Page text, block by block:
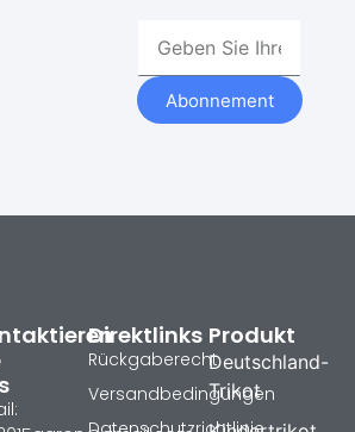
Abonnement
Produkt
Deutschland-
Trikot
Direktlinks
Rückgaberecht
Versandbedingungen